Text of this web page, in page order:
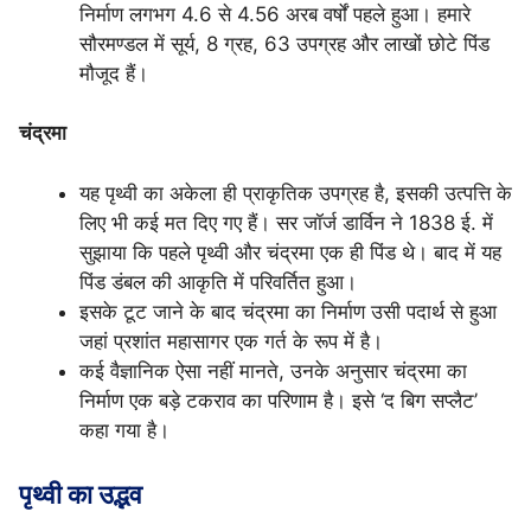
निर्माण लगभग 4.6 से 4.56 अरब वर्षों पहले हुआ। हमारे
सौरमण्डल में सूर्य, 8 ग्रह, 63 उपग्रह और लाखों छोटे पिंड
मौजूद हैं।
चंद्रमा
यह पृथ्वी का अकेला ही प्राकृतिक उपग्रह है, इसकी उत्पत्ति के
लिए भी कई मत दिए गए हैं। सर जॉर्ज डार्विन ने 1838 ई. में
सुझाया कि पहले पृथ्वी और चंद्रमा एक ही पिंड थे। बाद में यह
पिंड डंबल की आकृति में परिवर्तित हुआ।
इसके टूट जाने के बाद चंद्रमा का निर्माण उसी पदार्थ से हुआ
जहां प्रशांत महासागर एक गर्त के रूप में है।
कई वैज्ञानिक ऐसा नहीं मानते, उनके अनुसार चंद्रमा का
निर्माण एक बड़े टकराव का परिणाम है। इसे ‘द बिग सप्लैट’
कहा गया है।
पृथ्वी का उद्भव